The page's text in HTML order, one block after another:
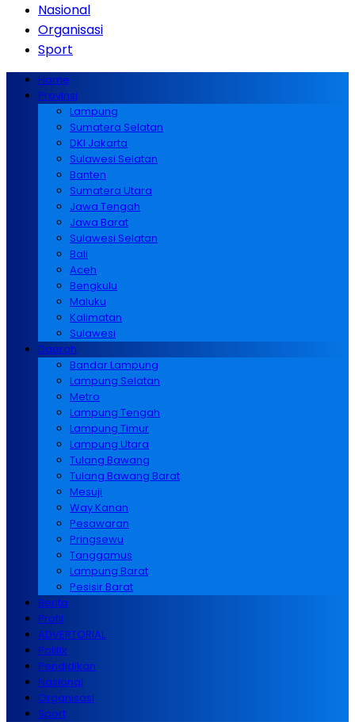
Nasional
Organisasi
Sport
Home
Provinsi
Lampung
Sumatera Selatan
DKI Jakarta
Sulawesi Selatan
Banten
Sumatera Utara
Jawa Tengah
Jawa Barat
Sulawesi Selatan
Bali
Aceh
Bengkulu
Maluku
Kalimatan
Sulawesi
Daerah
Bandar Lampung
Lampung Selatan
Metro
Lampung Tengah
Lampung Timur
Lampung Utara
Tulang Bawang
Tulang Bawang Barat
Mesuji
Way Kanan
Pesawaran
Pringsewu
Tanggamus
Lampung Barat
Pesisir Barat
Berita
Profil
ADVERTORIAL
Politik
Pendidikan
Nasional
Organisasi
Sport